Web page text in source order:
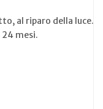
al riparo della luce.
mesi.